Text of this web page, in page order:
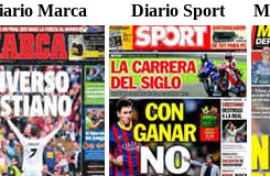
Marca Diario Sport